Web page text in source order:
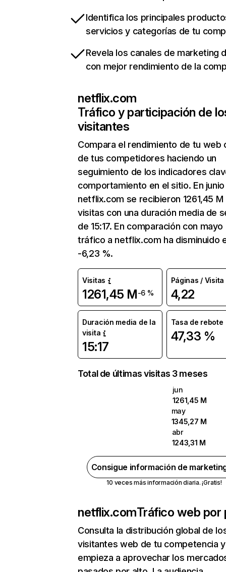
Identifica los principales
servicios y categorías de tu
Revela los canales de marketing
con mejor rendimiento de la
netflix.com
Tráfico y participación de
visitantes
Compara el rendimiento de tu web
de tus competidores haciendo un
seguimiento de los indicadores
comportamiento en el sitio. En junio
netflix.com se recibieron 1261,45 M
visitas con una duración media de
de 15:17. En comparación con mayo
tráfico a netflix.com ha disminuido
-6,23 %.
Visitas
1261,45 M-6 %
Páginas / Visita
4,22
Duración media de la
visita
15:17
Tasa de rebote
47,33 %
Total de últimas visitas 3 meses
jun
1261,45 M
may
1345,27 M
abr
1243,31 M
Consigue información de
10 veces más información diaria. ¡Gratis!
netflix.comTráfico web por
Consulta la distribución global de
visitantes web de tu competencia y
empieza a aprovechar los